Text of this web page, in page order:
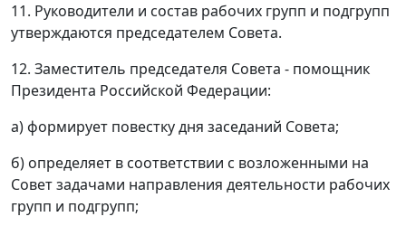
11. Руководители и состав рабочих групп и подгрупп
утверждаются председателем Совета.
12. Заместитель председателя Совета - помощник
Президента Российской Федерации:
а) формирует повестку дня заседаний Совета;
б) определяет в соответствии с возложенными на
Совет задачами направления деятельности рабочих
групп и подгрупп;